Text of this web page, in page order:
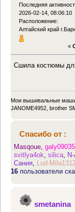
Последняя
2026-02-14, 08:06:10
Расположение:
Алтайский край
«
Сшила костюмы
Мои вышивальные
JANOME4952, brother
Спасибо от :
Masqoue ,
svitlya4ok ,silica
Сания
Lud-
16 пользователи
smetanina